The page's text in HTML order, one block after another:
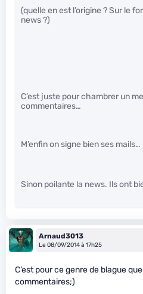
(quelle en est l’origine ? Sur le
news ?)
C’est juste pour chambrer un
commentaires…
M’enfin on signe bien ses mails…
Sinon poilante la news. Ils ont
Arnaud3013
Le 08/09/2014 à 17h25
C’est pour ce genre de blague
commentaires;)